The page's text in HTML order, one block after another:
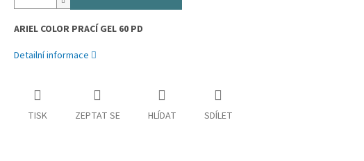
ARIEL COLOR PRACÍ GEL 60 PD
Detailní informace
TISK ZEPTAT SE HLÍDAT SDÍLET